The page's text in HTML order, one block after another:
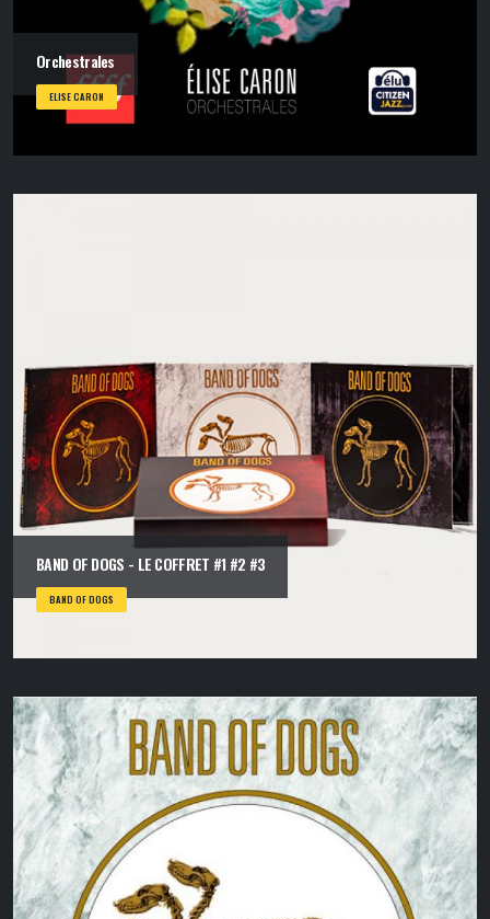
Orchestrales
ELISE CARON
BAND OF DOGS - LE COFFRET #1 #2 #3
BAND OF DOGS